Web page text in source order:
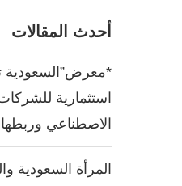
أحدث المقالات
*معرض”السعودية
استثمارية
الاصطناعي
المرأة السعودية